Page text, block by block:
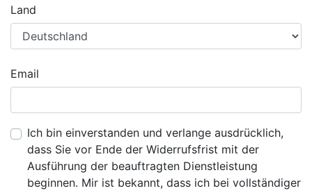
Land
Email
Ich bin einverstanden und verlange ausdrücklich,
dass Sie vor Ende der Widerrufsfrist mit der
Ausführung der beauftragten Dienstleistung
beginnen. Mir ist bekannt, dass ich bei vollständiger